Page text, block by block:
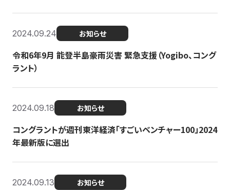
2024.09.24 お知らせ
令和6年9月 能登半島豪雨災害 緊急支援（Yogibo、コング
ラント）
2024.09.18 お知らせ
コングラントが週刊東洋経済「すごいベンチャー100」2024
年最新版に選出
2024.09.13 お知らせ